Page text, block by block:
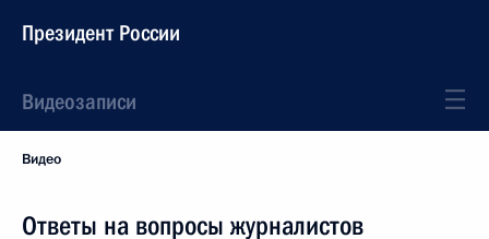
Президент России
Видеозаписи
Видео
Ответы на вопросы журналистов